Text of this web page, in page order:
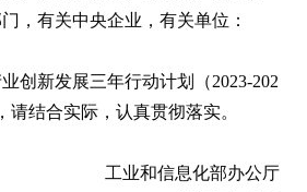
，有关中央企业，有关单位：
创新发展三年行动计划（2023-202
请结合实际，认真贯彻落实。
工业和信息化部办公厅